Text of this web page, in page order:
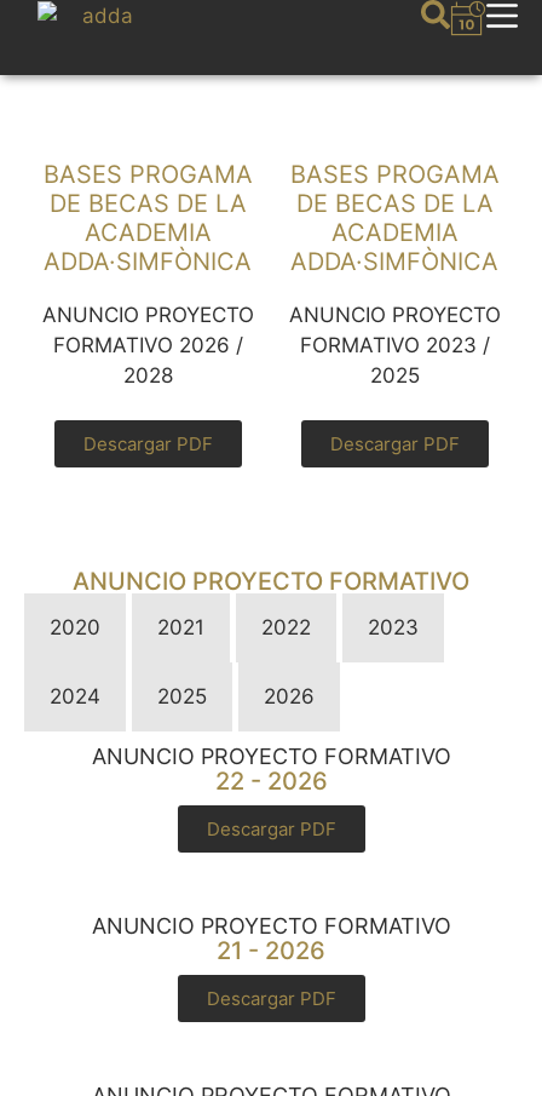
BASES PROGAMA
DE BECAS DE LA
ACADEMIA
ADDA·SIMFÒNICA
ANUNCIO PROYECTO
FORMATIVO 2026 /
2028
Descargar PDF
BASES PROGAMA
DE BECAS DE LA
ACADEMIA
ADDA·SIMFÒNICA
ANUNCIO PROYECTO
FORMATIVO 2023 /
2025
Descargar PDF
ANUNCIO PROYECTO FORMATIVO
2020 2021 2022 2023
2024 2025 2026
ANUNCIO PROYECTO FORMATIVO
22 - 2026
Descargar PDF
ANUNCIO PROYECTO FORMATIVO
21 - 2026
Descargar PDF